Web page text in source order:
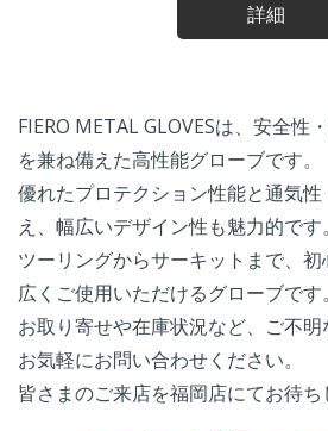
詳細
FIERO METAL GLOVESは、安全性
を兼ね備えた高性能グローブです。
優れたプロテクション性能と通気
え、幅広いデザイン性も魅力的です。
ツーリングからサーキットまで、
広くご使用いただけるグローブです
お取り寄せや在庫状況など、ご不
お気軽にお問い合わせください。
皆さまのご来店を福岡店にてお待ち